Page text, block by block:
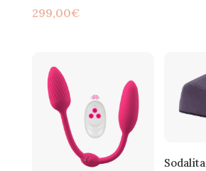
299,00€
Sodalita